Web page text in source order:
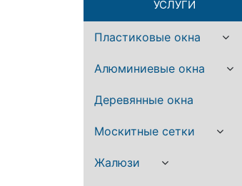
УСЛУГИ
Пластиковые окна
Алюминиевые окна
Деревянные окна
Москитные сетки
Жалюзи